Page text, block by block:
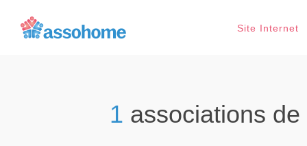
Site Internet
1 associations de